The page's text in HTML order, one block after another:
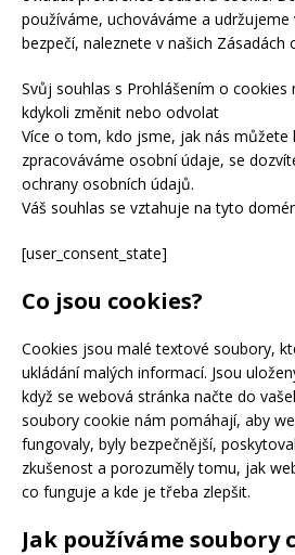
používáme, uchováváme a
bezpečí, naleznete v našich Zásadách
Svůj souhlas s Prohlášením o
kdykoli změnit nebo odvolat
Více o tom, kdo jsme, jak nás
zpracováváme osobní údaje, se
ochrany osobních údajů.
Váš souhlas se vztahuje na tyto
[user_consent_state]
Co jsou cookies?
Cookies jsou malé textové soubory,
ukládání malých informací. Jsou
když se webová stránka načte do
soubory cookie nám pomáhají, aby
fungovaly, byly bezpečnější,
zkušenost a porozuměly tomu, jak
co funguje a kde je třeba zlepšit.
Jak používáme soubory